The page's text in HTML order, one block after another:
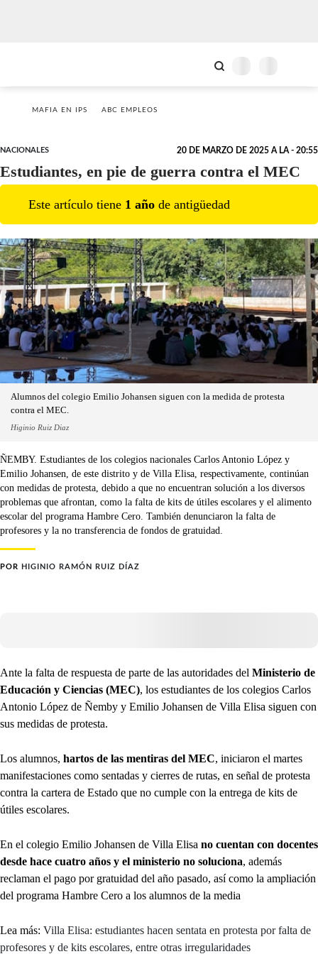
MAFIA EN IPS ABC EMPLEOS
NACIONALES 20 DE MARZO DE 2025 A LA - 20:55
Estudiantes, en pie de guerra contra el MEC
Este artículo tiene 1 año de antigüedad
Alumnos del colegio Emilio Johansen siguen con la medida de protesta
contra el MEC.
Higinio Ruiz Diaz
ÑEMBY. Estudiantes de los colegios nacionales Carlos Antonio López y
Emilio Johansen, de este distrito y de Villa Elisa, respectivamente, continúan
con medidas de protesta, debido a que no encuentran solución a los diversos
problemas que afrontan, como la falta de kits de útiles escolares y el alimento
escolar del programa Hambre Cero. También denunciaron la falta de
profesores y la no transferencia de fondos de gratuidad.
POR HIGINIO RAMÓN RUIZ DÍAZ
Ante la falta de respuesta de parte de las autoridades del Ministerio de
Educación y Ciencias (MEC), los estudiantes de los colegios Carlos
Antonio López de Ñemby y Emilio Johansen de Villa Elisa siguen con
sus medidas de protesta.
Los alumnos, hartos de las mentiras del MEC, iniciaron el martes
manifestaciones como sentadas y cierres de rutas, en señal de protesta
contra la cartera de Estado que no cumple con la entrega de kits de
útiles escolares.
En el colegio Emilio Johansen de Villa Elisa no cuentan con docentes
desde hace cuatro años y el ministerio no soluciona, además
reclaman el pago por gratuidad del año pasado, así como la ampliación
del programa Hambre Cero a los alumnos de la media
Lea más: Villa Elisa: estudiantes hacen sentata en protesta por falta de
profesores y de kits escolares, entre otras irregularidades